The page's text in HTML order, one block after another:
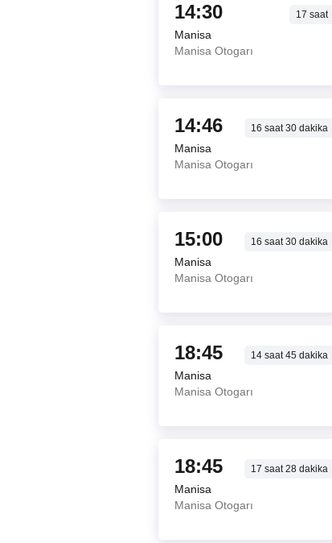
14:30 17 saat
Manisa
Manisa Otogarı
14:46 16 saat30 dakika
Manisa
Manisa Otogarı
15:00 16 saat30 dakika
Manisa
Manisa Otogarı
18:45 14 saat45 dakika
Manisa
Manisa Otogarı
18:45 17 saat28 dakika
Manisa
Manisa Otogarı